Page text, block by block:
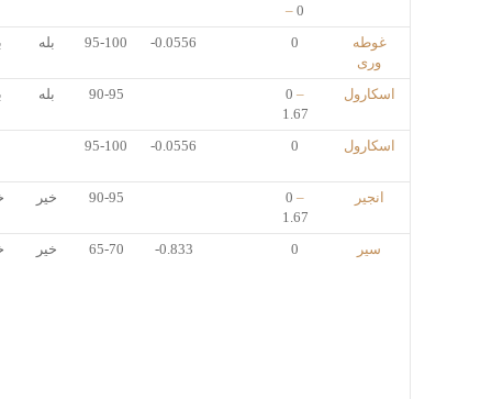
– 0
غوطه
وری
0
-0.0556
95-100 بله
اسکارول 0 –
1.67
90-95 بله
اسکارول 0
-0.0556
95-100
انجیر 0 –
1.67
90-95 خیر
سیر 0
-0.833
65-70 خیر